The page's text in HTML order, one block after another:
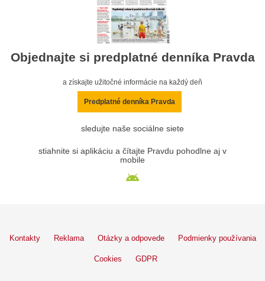
Objednajte si predplatné denníka Pravda
a získajte užitočné informácie na každý deň
Predplatné denníka Pravda
sledujte naše sociálne siete
stiahnite si aplikáciu a čítajte Pravdu pohodlne aj v
mobile
Kontakty Reklama Otázky a odpovede Podmienky používania
Cookies GDPR